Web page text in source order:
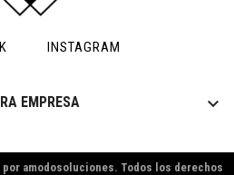
INSTAGRAM
EMPRESA 
amodosoluciones. Todos los derechos